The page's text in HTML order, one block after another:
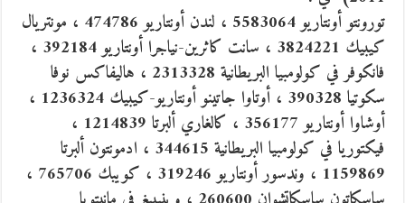
تورونتو أونتاريو 5583064 ، لندن أونتاريو 474786 ، مونتريال
كيبيك 3824221 ، سانت كاثرين-نياجرا أونتاريو 392184 ،
فانكوفر في كولومبيا البريطانية 2313328 ، هاليفاكس نوفا
سكوتيا 390328 ، أوتاوا جاتينو أونتاريو-كيبيك 1236324 ،
أوشاوا أونتاريو 356177 ، كالغاري ألبرتا 1214839 ،
فيكتوريا في كولومبيا البريطانية 344615 ، ادمونتون ألبرتا
1159869 ، وندسور أونتاريو 319246 ، كويبك 765706 ،